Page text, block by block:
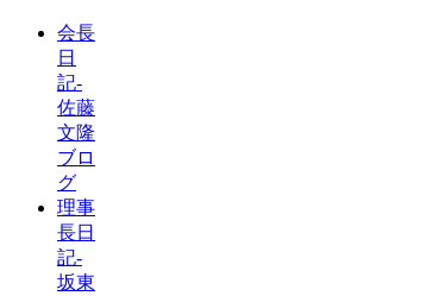
会長
日
記-
佐藤
文隆
ブロ
グ
理事
長日
記-
坂東